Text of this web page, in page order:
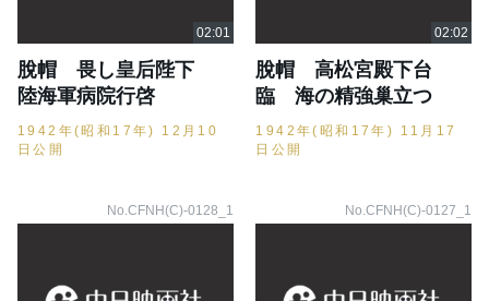
脫帽 畏し皇后陛下
陸海軍病院行啓
1942年(昭和17年) 12月10
日公開
脫帽 高松宮殿下台
臨 海の精強巢立つ
1942年(昭和17年) 11月17
日公開
No.CFNH(C)-0128_1 No.CFNH(C)-0127_1